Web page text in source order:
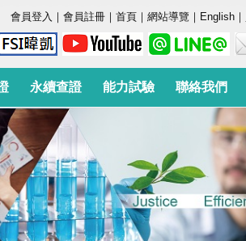
會員登入 ｜ 會員註冊 ｜ 首頁 ｜ 網站導覽 ｜ English ｜
永續查證 能力試驗 聯絡我們